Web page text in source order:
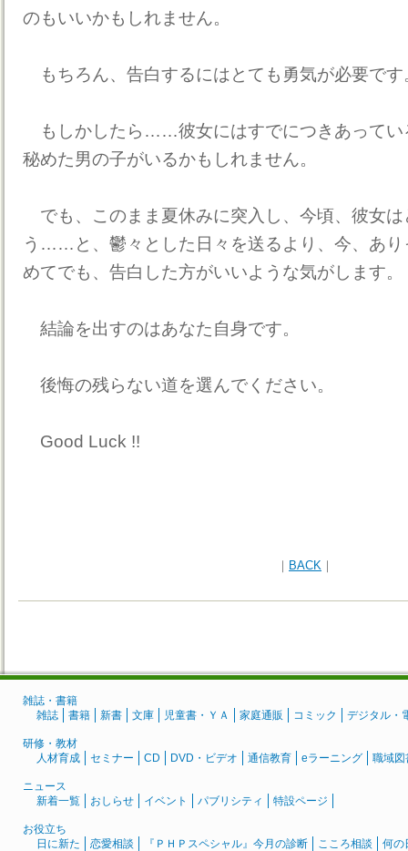
のもいいかもしれません。
もちろん、告白するにはとても勇気が必要です
もしかしたら……彼女にはすでにつきあってい
秘めた男の子がいるかもしれません。
でも、このまま夏休みに突入し、今頃、彼女は
う……と、鬱々とした日々を送るより、今、あり
めてでも、告白した方がいいような気がします。
結論を出すのはあなた自身です。
後悔の残らない道を選んでください。
Good Luck !!
｜ BACK ｜
雑誌・書籍
雑誌
書籍 新書 文庫 児童書・ＹＡ 家庭通販 コミック デジタル・
研修・教材
人材育成
セミナー CD DVD・ビデオ 通信教育 eラーニング 職域図
ニュース
新着一覧
おしらせ イベント パブリシティ 特設ページ
お役立ち
日に新た
恋愛相談 『ＰＨＰスペシャル』今月の診断 こころ相談 何の